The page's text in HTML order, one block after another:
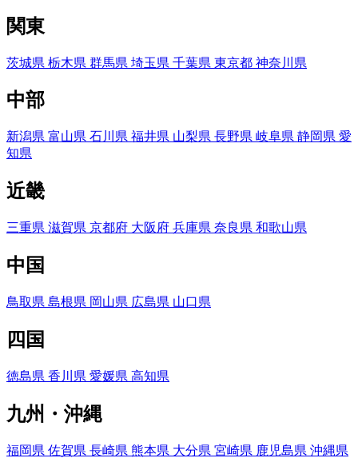
関東
茨城県 栃木県 群馬県 埼玉県 千葉県 東京都 神奈川県
中部
新潟県 富山県 石川県 福井県 山梨県 長野県 岐阜県 静岡県 愛
知県
近畿
三重県 滋賀県 京都府 大阪府 兵庫県 奈良県 和歌山県
中国
鳥取県 島根県 岡山県 広島県 山口県
四国
徳島県 香川県 愛媛県 高知県
九州・沖縄
福岡県 佐賀県 長崎県 熊本県 大分県 宮崎県 鹿児島県 沖縄県